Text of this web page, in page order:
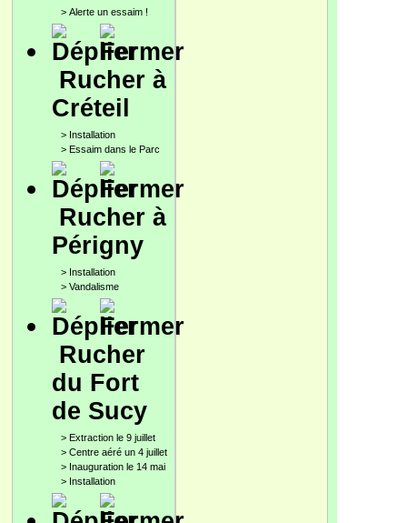
> Alerte un essaim !
Rucher à
Créteil
> Installation
> Essaim dans le Parc
Rucher à
Périgny
> Installation
> Vandalisme
Rucher
du Fort
de Sucy
> Extraction le 9 juillet
> Centre aéré un 4 juillet
> Inauguration le 14 mai
> Installation